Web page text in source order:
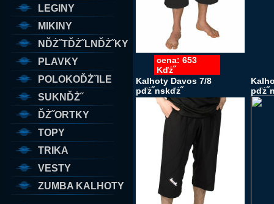
LEGINY
MIKINY
NĎŻ˝TĎŻ˝LNĎŻ˝KY
PLAVKY
POLOKOĎŻ˝ILE
SUKNĎŻ˝
ĎŻ˝ORTKY
TOPY
TRIKA
VESTY
ZUMBA KALHOTY
cena: 653
Kďż˝
Kalhoty Davos 7/8
pďż˝nskďż˝